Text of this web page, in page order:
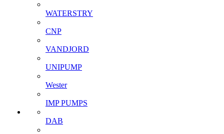
WATERSTRY
CNP
VANDJORD
UNIPUMP
Wester
IMP PUMPS
DAB